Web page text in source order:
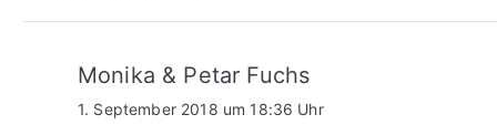
Monika & Petar Fuchs
1. September 2018 um 18:36 Uhr